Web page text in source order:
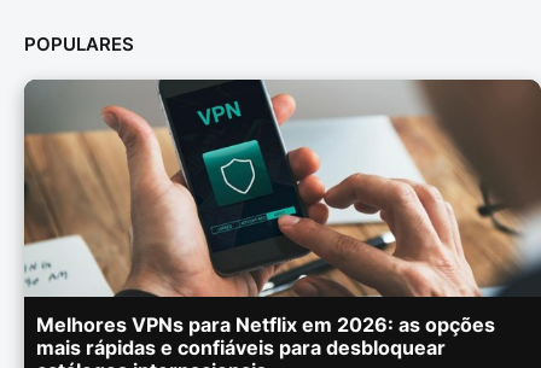
POPULARES
Melhores VPNs para Netflix em 2026: as opções
mais rápidas e confiáveis para desbloquear